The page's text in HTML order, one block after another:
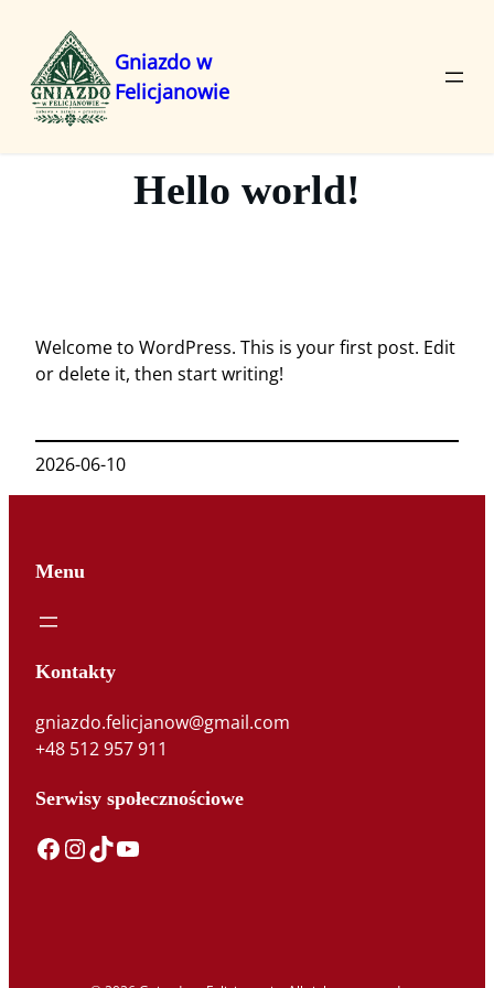
Przejdź
Gniazdo w
Felicjanowie
Hello world!
Welcome to WordPress. This is your first post. Edit
or delete it, then start writing!
2026-06-10
Menu
Kontakty
gniazdo.felicjanow@gmail.com
+48 512 957 911
Serwisy społecznościowe
Facebook InstagramTikTok YouTube